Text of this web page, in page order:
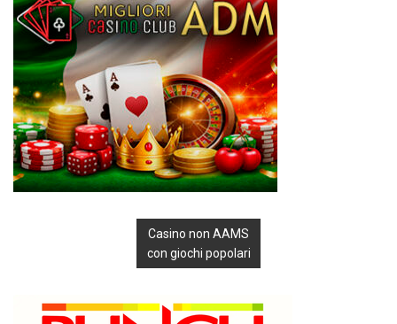
Casino non AAMS
con giochi popolari